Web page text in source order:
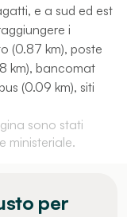
e a sud ed est
i
(0.87 km), poste
km), bancomat
(0.09 km), siti
sono stati
ministeriale.
per